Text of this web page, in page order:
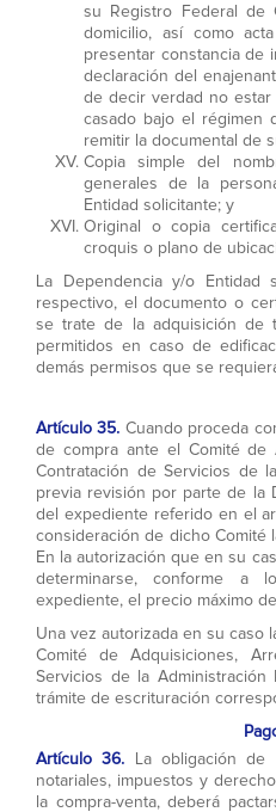
su Registro Federal de
domicilio, así como
presentar constancia de
declaración del
de decir verdad no
casado bajo el régimen
remitir la documental de
Copia simple del
generales de la
Entidad solicitante; y
Original o copia
croquis o plano de
La Dependencia y/o Entidad
respectivo, el documento o
se trate de la adquisición de
permitidos en caso de
demás permisos que se
Artículo 35. Cuando proceda
de compra ante el Comité de
Contratación de Servicios de
previa revisión por parte de la
del expediente referido en el
consideración de dicho Comité
En la autorización que en su
determinarse, conforme a
expediente, el precio máximo
Una vez autorizada en su caso
Comité de Adquisiciones,
Servicios de la Administración
trámite de escrituración
Artículo 36.
La obligación de
notariales, impuestos y
la compra-venta, deberá